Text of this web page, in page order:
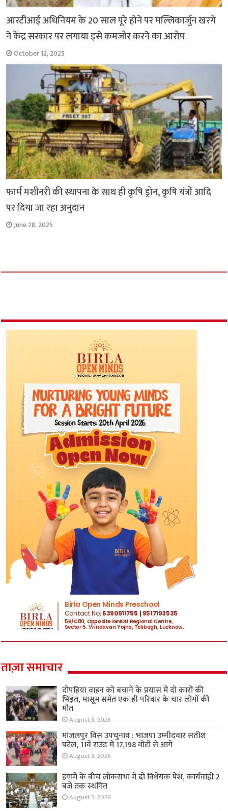
आरटीआई अधिनियम के 20 साल पूरे होने पर मल्लिकार्जुन खरगे
ने केंद्र सरकार पर लगाया इसे कमजोर करने का आरोप
October 12, 2025
फार्म मशीनरी की स्थापना के साथ ही कृषि ड्रोन, कृषि यंत्रों आदि
पर दिया जा रहा अनुदान
June 28, 2025
ताज़ा समाचार
दोपहिया वाहन को बचाने के प्रयास में दो कारों की
भिड़ंत, मासूम समेत एक ही परिवार के चार लोगों की
मौत
August 3, 2026
मांजलपुर विस उपचुनाव : भाजपा उम्मीदवार सतीश
पटेल, 11वें राउंड में 17,198 वोटों से आगे
August 3, 2026
हंगामे के बीच लोकसभा में दो विधेयक पेश, कार्यवाही 2
बजे तक स्थगित
August 3, 2026